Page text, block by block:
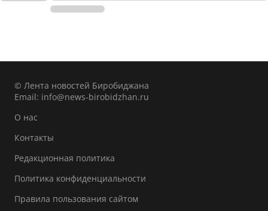
© Лента новостей Биробиджана
Email: info@news-birobidzhan.ru
О нас
Контакты
Редакционная политика
Политика конфиденциальности
Правила пользования сайтом